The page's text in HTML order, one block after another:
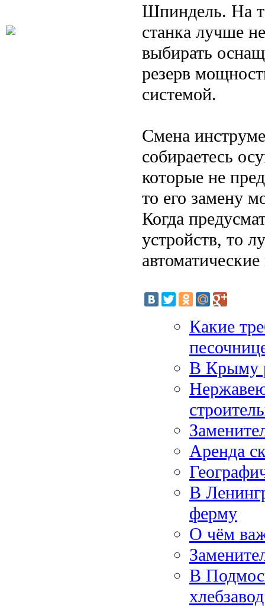
Шпиндель. На
станка лучше
выбирать
резерв
системой.
Смена
собираетесь
которые не
то его замену
Когда
устройств, то
Какие
В Крыму
Аренда
В
ферму
О чём
В
хлебзавод